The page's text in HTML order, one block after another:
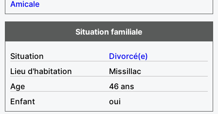
Amicale
Situation familiale
Situation
Divorcé(e)
Lieu d'habitation
Missillac
Age
46 ans
Enfant
oui